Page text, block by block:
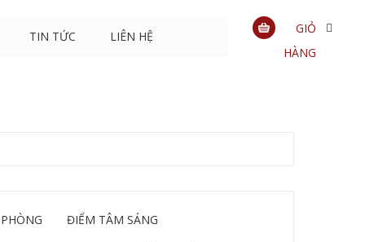
TIN TỨC LIÊN HỆ
GIỎ
HÀNG
ĐIỂM TÂM SÁNG